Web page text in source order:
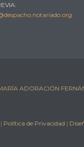
ADORACIÓN
| Política de Privacidad |